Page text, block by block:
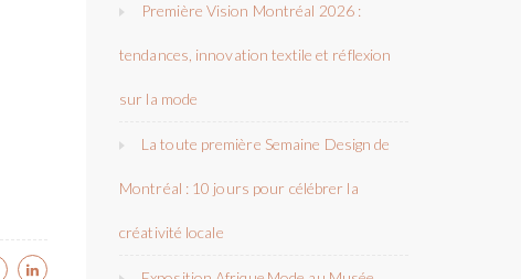
Première Vision Montréal 2026 :
tendances, innovation textile et réflexion
sur la mode
La toute première Semaine Design de
Montréal : 10 jours pour célébrer la
créativité locale